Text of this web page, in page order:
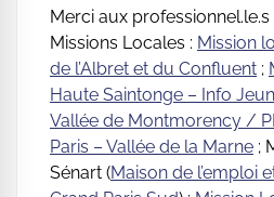
Merci aux professionnel.le.s
Missions Locales : Mission
de l’Albret et du Confluent ;
Haute Saintonge – Info
Vallée de Montmorency /
Paris – Vallée de la Marne ;
Sénart (Maison de l’emploi